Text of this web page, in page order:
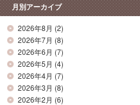
月別アーカイブ
2026年8月 (2)
2026年7月 (8)
2026年6月 (7)
2026年5月 (4)
2026年4月 (7)
2026年3月 (8)
2026年2月 (6)